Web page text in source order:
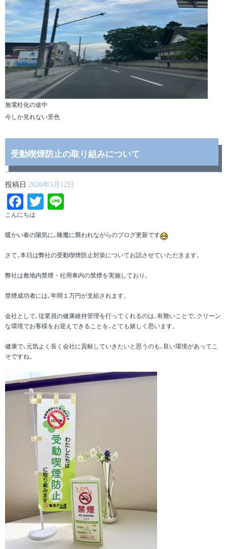
無電柱化の途中
今しか見れない景色
受動喫煙防止の取り組みについて
投稿日 2026年5月12日
Facebook
Twitter
こんにちは
暖かい春の陽気に､睡魔に襲われながらのブログ更新です
さて､本日は弊社の受動喫煙防止対策についてお話させていただきます。
弊社は敷地内禁煙・社用車内の禁煙を実施しており､
禁煙成功者には､年間１万円が支給されます。
会社として､従業員の健康維持管理を行ってくれるのは､有難いことで､クリーン
な環境でお客様をお迎えできることを､とても嬉しく思います。
健康で､元気よく長く会社に貢献していきたいと思うのも､良い環境があってこ
そですね。